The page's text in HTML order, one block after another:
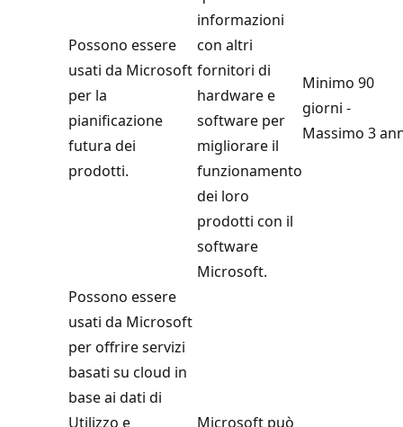
Possono essere
usati da Microsoft
per la
pianificazione
futura dei
prodotti.
informazioni
con altri
fornitori di
hardware e
software per
migliorare il
funzionamento
dei loro
prodotti con il
software
Microsoft.
Minimo 90
giorni -
Massimo 3
Possono essere
usati da Microsoft
per offrire servizi
basati su cloud in
base ai dati di
Utilizzo e
Microsoft può